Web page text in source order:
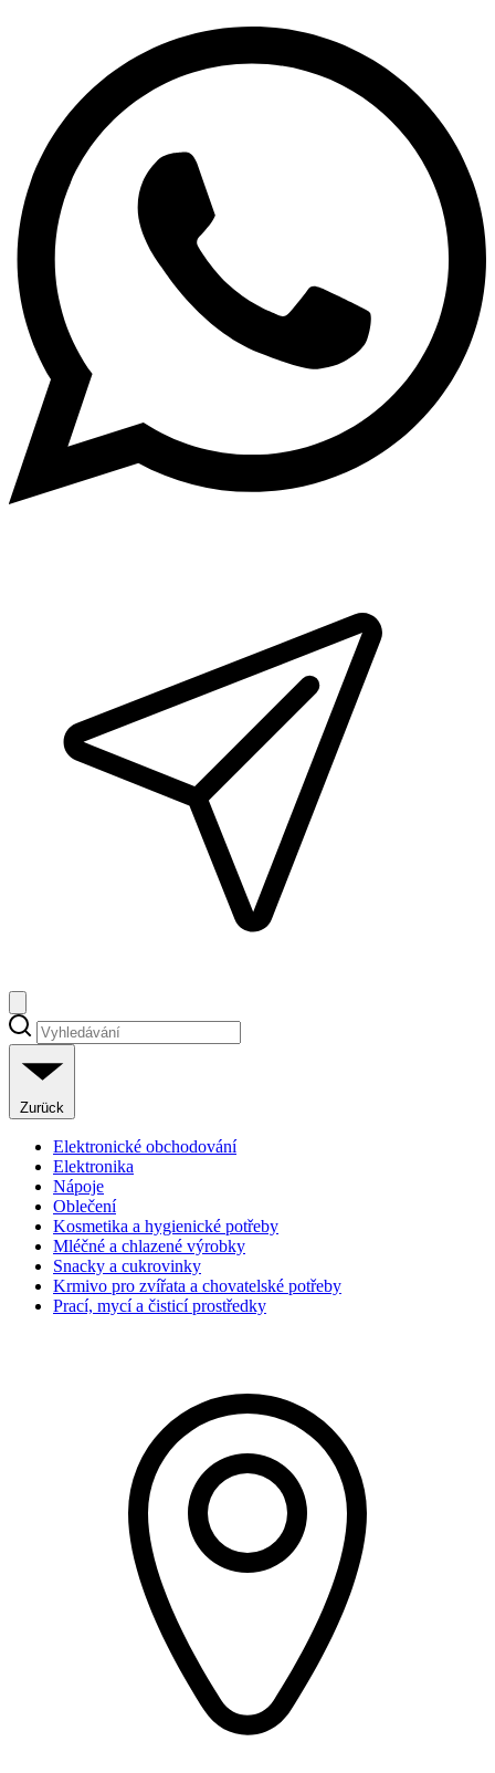
Zurück
Elektronické obchodování
Elektronika
Nápoje
Oblečení
Kosmetika a hygienické potřeby
Mléčné a chlazené výrobky
Snacky a cukrovinky
Krmivo pro zvířata a chovatelské potřeby
Prací, mycí a čisticí prostředky